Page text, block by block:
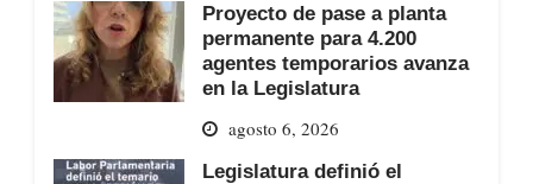
Proyecto de pase a planta
permanente para 4.200
agentes temporarios avanza
en la Legislatura
agosto 6, 2026
Legislatura definió el